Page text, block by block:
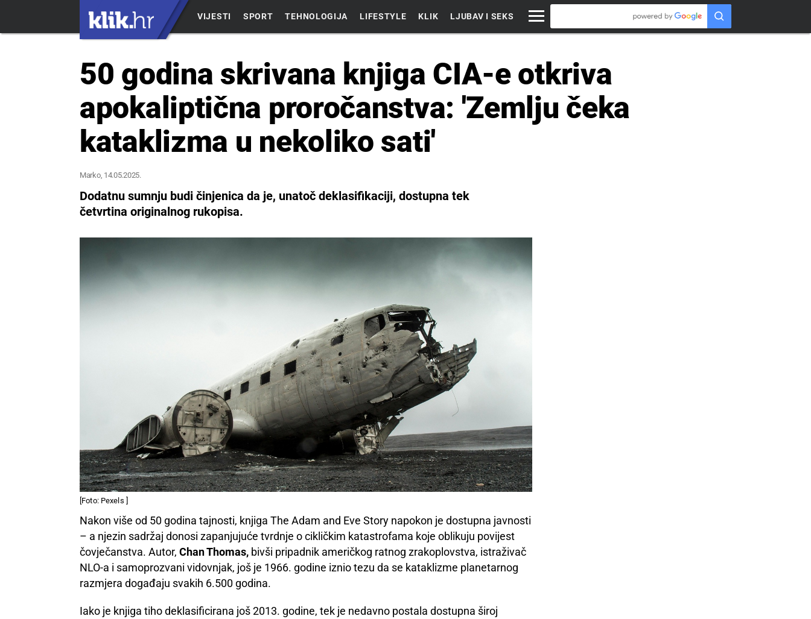
VIJESTI SPORT TEHNOLOGIJA LIFESTYLE KLIK LJUBAV I SEKS
50 godina skrivana knjiga CIA-e otkriva
apokaliptična proročanstva: 'Zemlju čeka
kataklizma u nekoliko sati'
Marko, 14.05.2025.
Dodatnu sumnju budi činjenica da je, unatoč deklasifikaciji, dostupna tek
četvrtina originalnog rukopisa.
[Foto: Pexels ]
Nakon više od 50 godina tajnosti, knjiga The Adam and Eve Story napokon je dostupna javnosti
– a njezin sadržaj donosi zapanjujuće tvrdnje o cikličkim katastrofama koje oblikuju povijest
čovječanstva. Autor, Chan Thomas, bivši pripadnik američkog ratnog zrakoplovstva, istraživač
NLO-a i samoprozvani vidovnjak, još je 1966. godine iznio tezu da se kataklizme planetarnog
razmjera događaju svakih 6.500 godina.
Iako je knjiga tiho deklasificirana još 2013. godine, tek je nedavno postala dostupna široj